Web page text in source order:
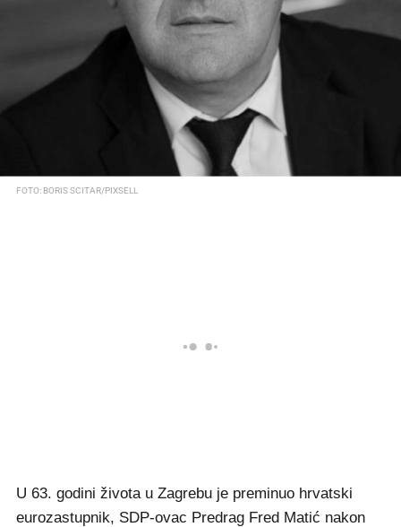
FOTO: BORIS SCITAR/PIXSELL
U 63. godini života u Zagrebu je preminuo hrvatski
eurozastupnik, SDP-ovac Predrag Fred Matić nakon